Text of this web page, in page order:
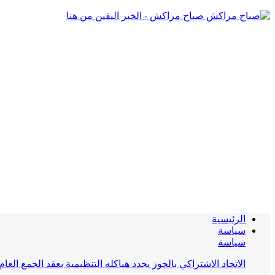
صباح مراكش - الخبر اليقين من هنا
الرئيسية
سياسة
سياسة
الاتحاد الاشتراكي بالحوز يجدد هياكله التنظيمية بعقد الجمع